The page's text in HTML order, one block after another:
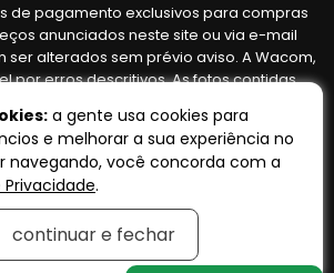
de pagamento exclusivos para compras
anunciados neste site ou via e-mail
alterados sem prévio aviso. A Wacom,
por erros descritivos. As fotos contidas
o fornecedor/lote do fabricante. Ofertas
de nossos estoques. Vendas sujeitas à
e confirmação de dados.
a gente usa cookies para
e melhorar a sua experiência no
navegando, você concorda com a
.
continuar e fechar